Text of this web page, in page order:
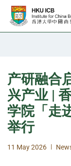
Skip to main content
产研融合
兴产业 |
学院「走
举行
11 May 2026 |